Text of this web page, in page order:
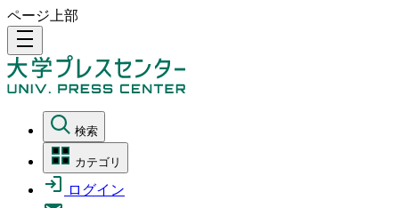
ページ上部
density_medium
検索
カテゴリ
ログイン